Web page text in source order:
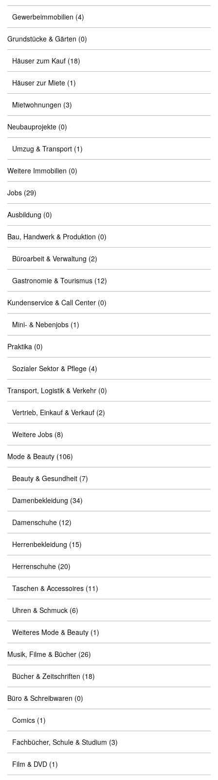
Gewerbeimmobilien (4)
Grundstücke & Gärten (0)
Häuser zum Kauf (18)
Häuser zur Miete (1)
Mietwohnungen (3)
Neubauprojekte (0)
Umzug & Transport (1)
Weitere Immobilien (0)
Jobs (29)
Ausbildung (0)
Bau, Handwerk & Produktion (0)
Büroarbeit & Verwaltung (2)
Gastronomie & Tourismus (12)
Kundenservice & Call Center (0)
Mini- & Nebenjobs (1)
Praktika (0)
Sozialer Sektor & Pflege (4)
Transport, Logistik & Verkehr (0)
Vertrieb, Einkauf & Verkauf (2)
Weitere Jobs (8)
Mode & Beauty (106)
Beauty & Gesundheit (7)
Damenbekleidung (34)
Damenschuhe (12)
Herrenbekleidung (15)
Herrenschuhe (20)
Taschen & Accessoires (11)
Uhren & Schmuck (6)
Weiteres Mode & Beauty (1)
Musik, Filme & Bücher (26)
Bücher & Zeitschriften (18)
Büro & Schreibwaren (0)
Comics (1)
Fachbücher, Schule & Studium (3)
Film & DVD (1)